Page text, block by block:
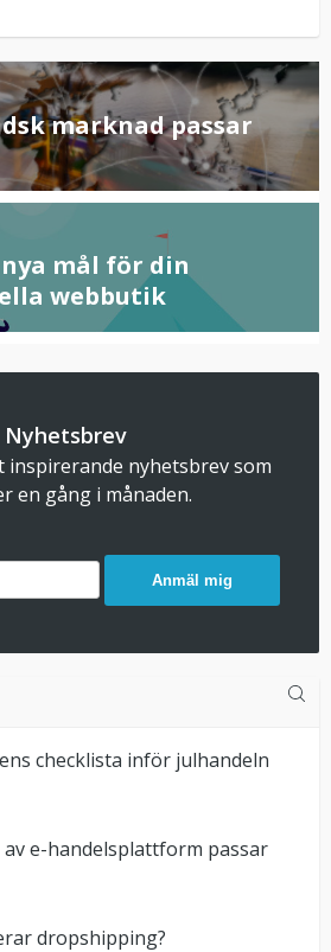
marknad passar
mål för din
webbutik
Nyhetsbrev
inspirerande nyhetsbrev som
en gång i månaden.
Anmäl mig
checklista inför julhandeln
e-handelsplattform passar
dropshipping?